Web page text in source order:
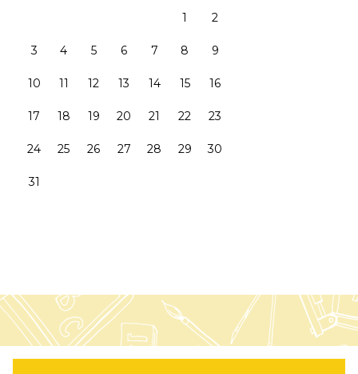
1 2
3 4 5 6 7 8 9
10 11 12 13 14 15 16
17 18 19 20 21 22 23
24 25 26 27 28 29 30
31